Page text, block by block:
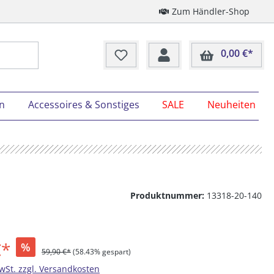
Zum Händler-Shop
0,00 €*
Accessoires & Sonstiges SALE Neuheiten
Produktnummer: 13318-20-140
% 59,90 €*(58.43% gespart)
zzgl. Versandkosten